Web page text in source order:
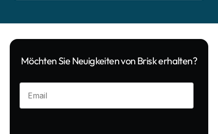
Möchten Sie Neuigkeiten von Brisk erhalten?
Enter your email